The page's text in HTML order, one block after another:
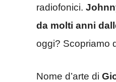
radiofonici.
da molti anni
oggi? Scopriamo
Nome d’arte di